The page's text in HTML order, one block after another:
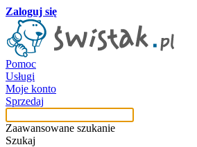
Zaloguj się
Pomoc
Usługi
Moje konto
Sprzedaj
Zaawansowane szukanie
Szukaj